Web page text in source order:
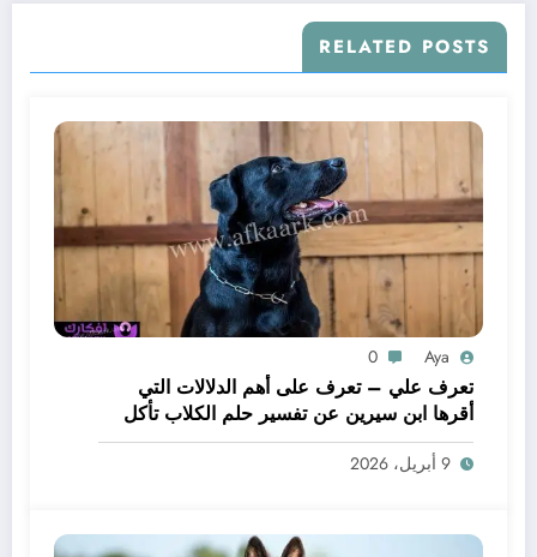
RELATED POSTS
Aya
0
تعرف علي – تعرف على أهم الدلالات التي
أقرها ابن سيرين عن تفسير حلم الكلاب تأكل
لحم – بالتفصيل
9 أبريل، 2026